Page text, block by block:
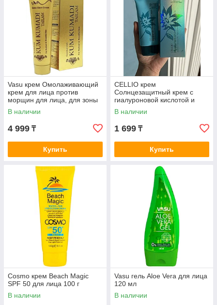
Vasu крем Омолаживающий
крем для лица против
морщин для лица, для зоны
декольте 50 мл
В наличии
4 999 ₸
Купить
CELLIO крем
Солнцезащитный крем с
гиалуроновой кислотой и
осветляющим эффектом
(SPF) для лица 70 г
В наличии
1 699 ₸
Купить
Cosmo крем Beach Magic
SPF 50 для лица 100 г
В наличии
Vasu гель Aloe Vera для лица
120 мл
В наличии